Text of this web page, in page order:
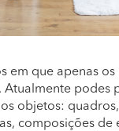
em que apenas
Atualmente podes
objetos:
composições de